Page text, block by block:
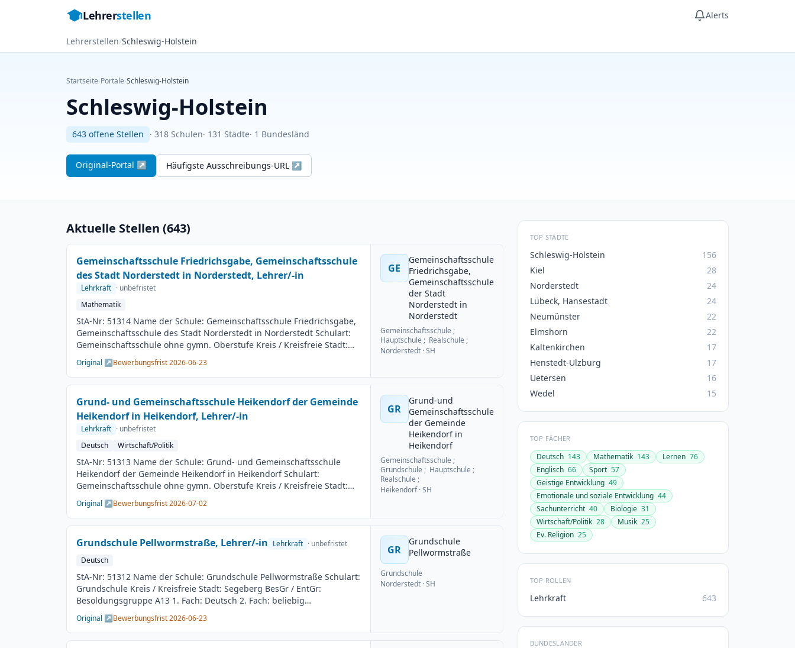
Lehrerstellen Alerts
Lehrerstellen/Schleswig-Holstein
Startseite›Portale›Schleswig-Holstein
Schleswig-Holstein
643 offene Stellen · 318 Schulen· 131 Städte· 1 Bundesländ
Original-Portal ↗ Häufigste Ausschreibungs-URL ↗
Aktuelle Stellen (643)
Gemeinschaftsschule Friedrichsgabe, Gemeinschaftsschule
des Stadt Norderstedt in Norderstedt, Lehrer/-in
Lehrkraft · unbefristet
Mathematik
StA-Nr: 51314 Name der Schule: Gemeinschaftsschule Friedrichsgabe,
Gemeinschaftsschule des Stadt Norderstedt in Norderstedt Schulart:
Gemeinschaftsschule ohne gymn. Oberstufe Kreis / Kreisfreie Stadt:
Segeberg BesGr / EntGr: Besoldungsgruppe A13 1. Fach: Mathematik
2. Fach: beliebig Beschäftigungsdauer: Unbefristet Arbeitsumfang:
Teilzeit möglich Besetzungstermin: 01.08.2026 Bewerbungsschluss:
Original ↗Bewerbungsfrist 2026-06-23
GE
Gemeinschaftsschule
Friedrichsgabe,
Gemeinschaftsschule
der Stadt
Norderstedt in
Norderstedt
Gemeinschaftsschule ;
Hauptschule ; Realschule ;
Norderstedt · SH
Grund- und Gemeinschaftsschule Heikendorf der Gemeinde
Heikendorf in Heikendorf, Lehrer/-in
Lehrkraft · unbefristet
Deutsch
Wirtschaft/Politik
StA-Nr: 51313 Name der Schule: Grund- und Gemeinschaftsschule
Heikendorf der Gemeinde Heikendorf in Heikendorf Schulart:
Gemeinschaftsschule ohne gymn. Oberstufe Kreis / Kreisfreie Stadt:
Plön BesGr / EntGr: Besoldungsgruppe A13 1. Fach: Deutsch 2. Fach:
Wirtschaft/Politik Beschäftigungsdauer: Unbefristet Arbeitsumfang:
Teilzeit möglich Besetzungstermin: 01.08.2026 Bewerbungsschluss:
Original ↗Bewerbungsfrist 2026-07-02
GR
Grund-und
Gemeinschaftsschule
der Gemeinde
Heikendorf in
Heikendorf
Gemeinschaftsschule ;
Grundschule ; Hauptschule ;
Realschule ;
Heikendorf · SH
Grundschule Pellwormstraße, Lehrer/-in Lehrkraft · unbefristet
Deutsch
StA-Nr: 51312 Name der Schule: Grundschule Pellwormstraße Schulart:
Grundschule Kreis / Kreisfreie Stadt: Segeberg BesGr / EntGr:
Besoldungsgruppe A13 1. Fach: Deutsch 2. Fach: beliebig
Beschäftigungsdauer: Unbefristet Arbeitsumfang: Teilzeit möglich
Besetzungstermin: 01.08.2026 Bewerbungsschluss: 23.06.2026
Veröffentlichung: 09.06.2026
Original ↗Bewerbungsfrist 2026-06-23
GR
Grundschule
Pellwormstraße
Grundschule
Norderstedt · SH
TOP STÄDTE
Schleswig-Holstein
156
Kiel
28
Norderstedt
24
Lübeck, Hansestadt
24
Neumünster
22
Elmshorn
22
Kaltenkirchen
17
Henstedt-Ulzburg
17
Uetersen
16
Wedel
15
TOP FÄCHER
Deutsch 143 Mathematik 143 Lernen 76
Englisch 66 Sport 57
Geistige Entwicklung 49
Emotionale und soziale Entwicklung 44
Sachunterricht 40 Biologie 31
Wirtschaft/Politik 28 Musik 25
Ev. Religion 25
TOP ROLLEN
Lehrkraft 643
BUNDESLÄNDER